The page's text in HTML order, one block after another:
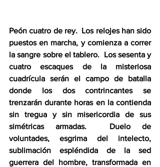
Peón cuatro de rey.  Los relojes han sido
puestos en marcha, y comienza a correr
la sangre sobre el tablero.  Los sesenta y
cuatro escaques de la misteriosa
cuadrícula serán el campo de batalla
donde los dos contrincantes se
trenzarán durante horas en la contienda
sin tregua y sin misericordia de sus
simétricas armadas.  Duelo de
voluntades, esgrima del intelecto,
sublimación espléndida de la sed
guerrera del hombre, transformada en